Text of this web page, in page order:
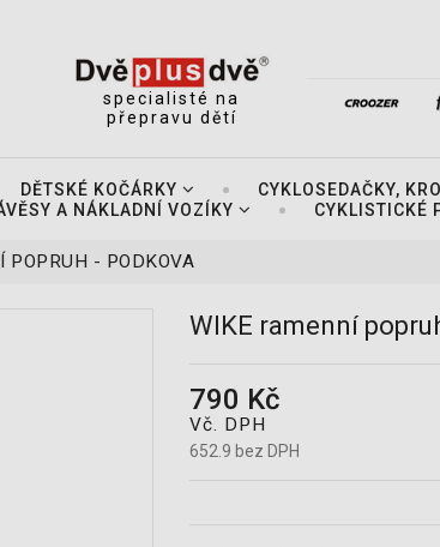
specialisté na
přepravu dětí
DĚTSKÉ KOČÁRKY
CYKLOSEDAČKY,
A NÁKLADNÍ VOZÍKY
CYKLISTICKÉ
POPRUH - PODKOVA
WIKE ramenní
790 Kč
Vč. DPH
652.9 bez DPH